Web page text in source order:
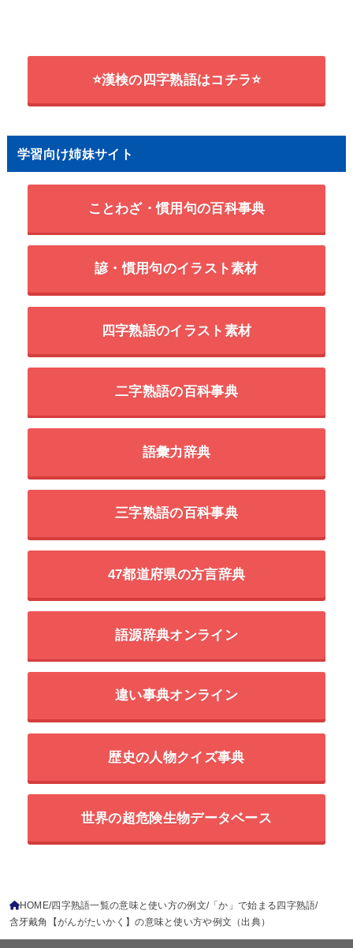
⭐漢検の四字熟語はコチラ⭐
学習向け姉妹サイト
ことわざ・慣用句の百科事典
諺・慣用句のイラスト素材
四字熟語のイラスト素材
二字熟語の百科事典
語彙力辞典
三字熟語の百科事典
47都道府県の方言辞典
語源辞典オンライン
違い事典オンライン
歴史の人物クイズ事典
世界の超危険生物データベース
HOME 四字熟語一覧の意味と使い方の例文 「か」で始まる四字熟語
含牙戴角【がんがたいかく】の意味と使い方や例文（出典）